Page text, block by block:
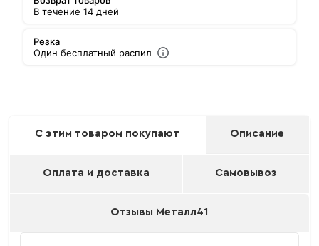
В течение 14 дней
Резка
Один бесплатный распил
С этим товаром покупают Описание
Оплата и доставка Самовывоз
Отзывы Металл41